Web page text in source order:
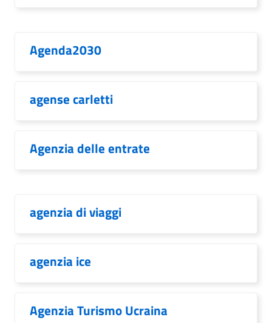
Agenda2030
agense carletti
Agenzia delle entrate
agenzia di viaggi
agenzia ice
Agenzia Turismo Ucraina